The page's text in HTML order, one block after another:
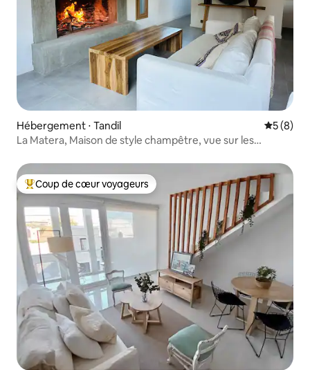
Hébergement ⋅ Tandil
5 (8)
La Matera, Maison de style champêtre, vue sur les
Coups de cœur voyageurs les plus appréciés
Coup de cœur voyageurs